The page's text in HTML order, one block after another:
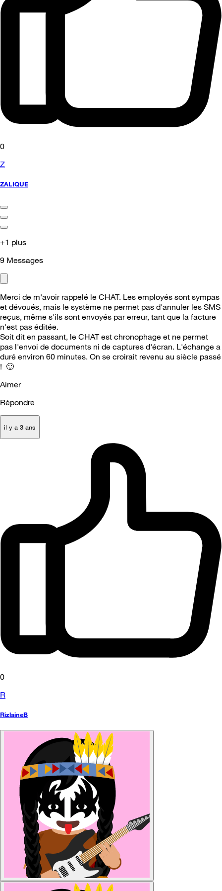
0
Z
ZALIQUE
+1 plus
9 Messages
Merci de m'avoir rappelé le CHAT. Les employés sont sympas
et dévoués, mais le système ne permet pas d'annuler les SMS
reçus, même s'ils sont envoyés par erreur, tant que la facture
n'est pas éditée.
Soit dit en passant, le CHAT est chronophage et ne permet
pas l'envoi de documents ni de captures d'écran. L'échange a
duré environ 60 minutes. On se croirait revenu au siècle passé
! 🙂
Aimer
Répondre
il y a 3 ans
0
R
RizlaineB